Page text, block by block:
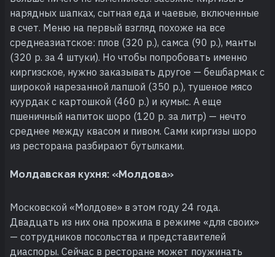
нарядных шапках, сытная еда и чаевые, включенные
в счет. Меню на первый взгляд похоже на все
среднеазиатское: плов (320 р.), самса (90 р.), манты
(320 р. за 4 штуки). Но чтобы попробовать именно
киргизское, нужно заказывать другое — бешбармак с
широкой нарезанной лапшой (350 р.), тушеное мясо
куурдак с картошкой (460 р.) и кумыс. А еще
пшеничный напиток шоро (120 р. за литр) — нечто
среднее между квасом и пивом. Сами киргизы шоро
из ресторана разбирают бутылками.
Молдавская кухня: «Молдова»
Московской «Молдове» в этом году 24 года.
Двадцать из них она прожила в режиме «для своих»
— сотрудников посольства и представителей
диаспоры. Сейчас в ресторане может поужинать